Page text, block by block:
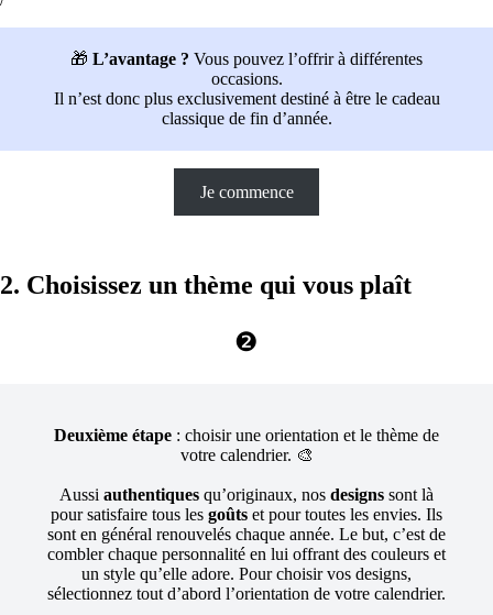
🎁 L’avantage ? Vous pouvez l’offrir à différentes
occasions.
Il n’est donc plus exclusivement destiné à être le cadeau
classique de fin d’année.
Je commence
2. Choisissez un thème qui vous plaît
❷
Deuxième étape : choisir une orientation et le thème de
votre calendrier. 🎨
Aussi authentiques qu’originaux, nos designs sont là
pour satisfaire tous les goûts et pour toutes les envies. Ils
sont en général renouvelés chaque année. Le but, c’est de
combler chaque personnalité en lui offrant des couleurs et
un style qu’elle adore. Pour choisir vos designs,
sélectionnez tout d’abord l’orientation de votre calendrier.